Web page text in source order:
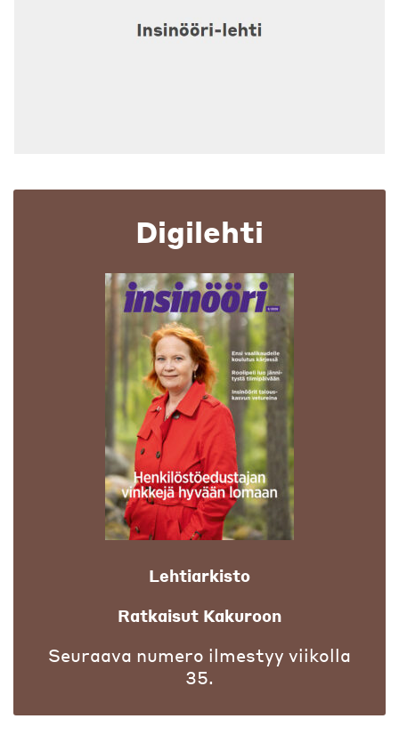
Digilehti
Lehtiarkisto
Ratkaisut Kakuroon
Seuraava numero ilmestyy viikolla
35.